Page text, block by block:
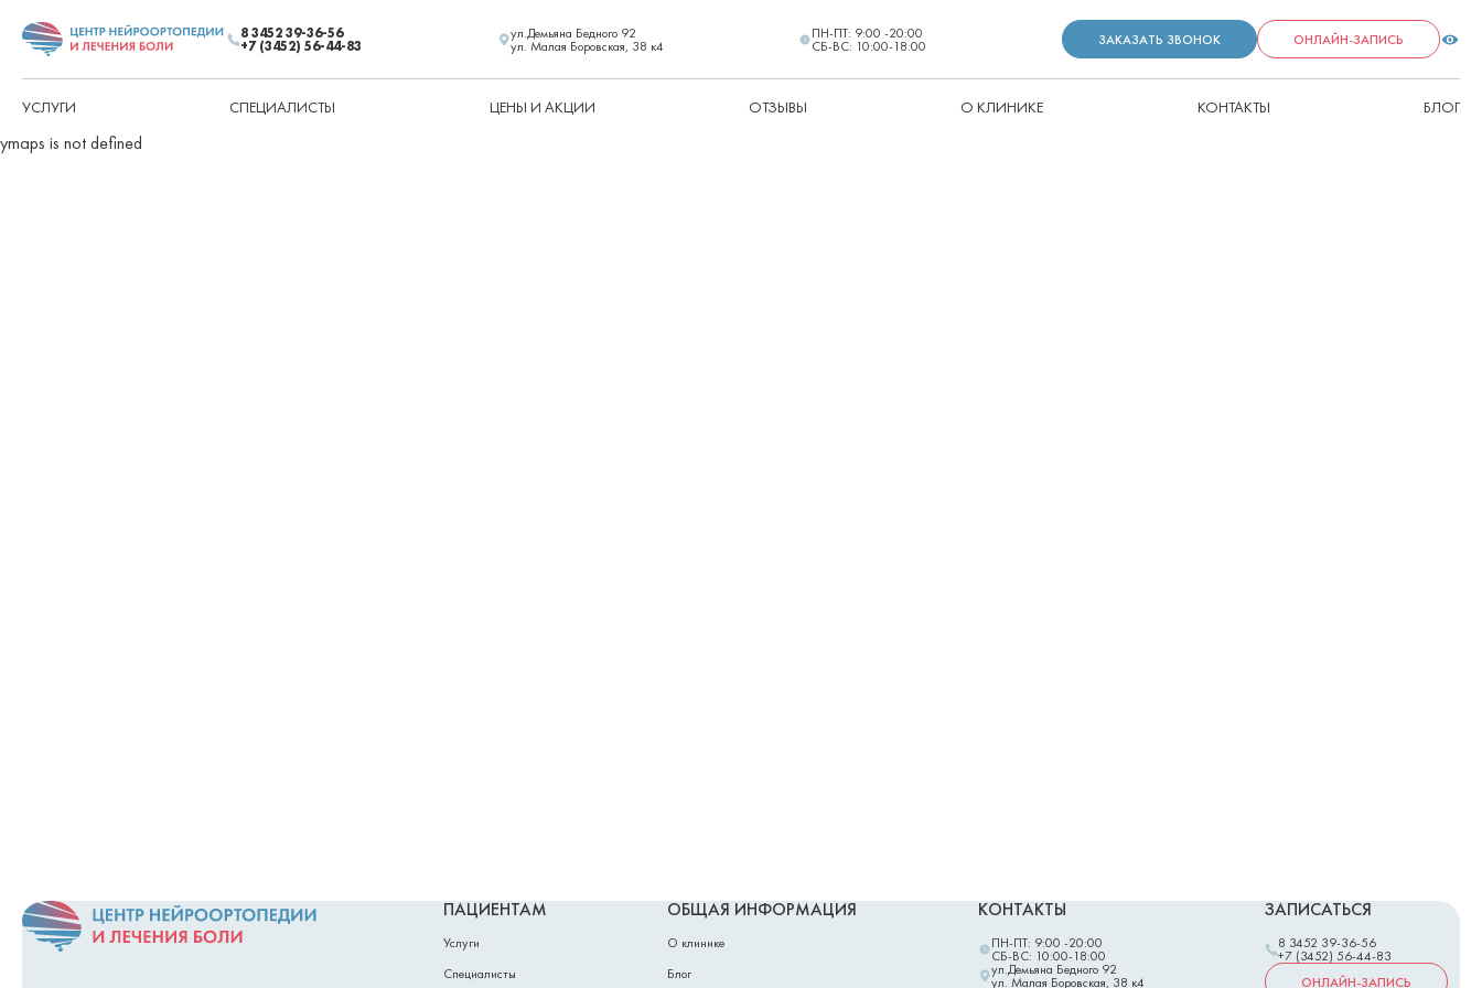
8 3452 39-36-56
+7 (3452) 56-44-83
ул.Демьяна Бедного 92
ул. Малая Боровская, 38 к4
ПН-ПТ: 9:00 -20:00
СБ-ВС: 10:00-18:00 ЗАКАЗАТЬ ЗВОНОК ОНЛАЙН-ЗАПИСЬ
УСЛУГИ СПЕЦИАЛИСТЫ ЦЕНЫ И АКЦИИ ОТЗЫВЫ О КЛИНИКЕ КОНТАКТЫ БЛОГ
ymaps is not defined
ПАЦИЕНТАМ
Услуги
Специалисты
ОБЩАЯ ИНФОРМАЦИЯ
О клинике
Блог
КОНТАКТЫ
ПН-ПТ: 9:00 -20:00
СБ-ВС: 10:00-18:00
ул.Демьяна Бедного 92
ул. Малая Боровская, 38 к4
ЗАПИСАТЬСЯ
8 3452 39-36-56
+7 (3452) 56-44-83
ОНЛАЙН-ЗАПИСЬ